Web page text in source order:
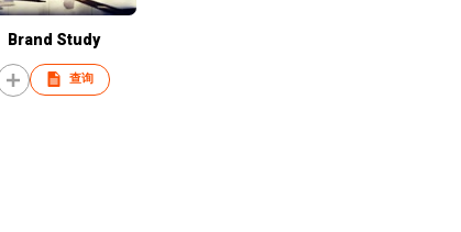
Brand Study
查询